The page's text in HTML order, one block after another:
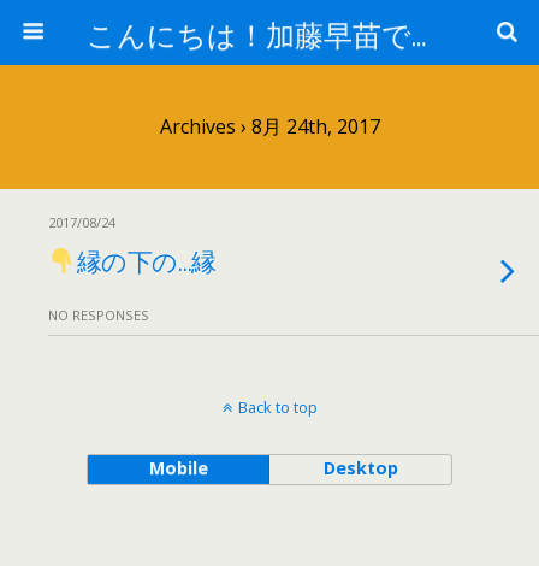
こんにちは！加藤早苗です。
Archives › 8月 24th, 2017
2017/08/24
縁の下の…縁
NO RESPONSES
Back to top
Mobile Desktop